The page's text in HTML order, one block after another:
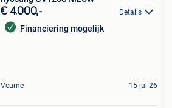
€ 4.000,- Details
Financiering mogelijk
Veurne 15 jul 26